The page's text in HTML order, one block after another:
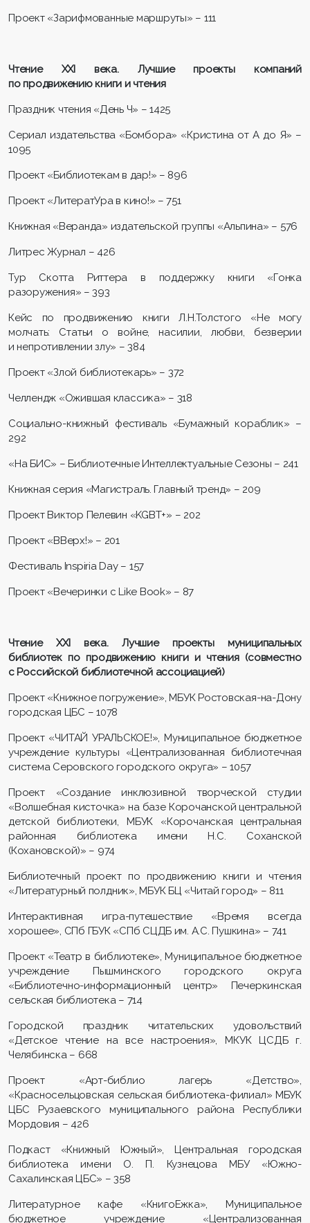
Проект «Зарифмованные маршруты» – 111
Чтение XXI века. Лучшие проекты компаний
по продвижению книги и чтения
Праздник чтения «День Ч» – 1425
Сериал издательства «Бомбора» «Кристина от А до Я» –
1095
Проект «Библиотекам в дар!» – 896
Проект «ЛитератУра в кино!» – 751
Книжная «Веранда» издательской группы «Альпина» – 576
Литрес Журнал – 426
Тур Скотта Риттера в поддержку книги «Гонка
разоружения» – 393
Кейс по продвижению книги Л.Н.Толстого «Не могу
молчать: Статьи о войне, насилии, любви, безверии
и непротивлении злу» – 384
Проект «Злой библиотекарь» – 372
Челлендж «Ожившая классика» – 318
Социально-книжный фестиваль «Бумажный кораблик» –
292
«На БИС» – Библиотечные Интеллектуальные Сезоны – 241
Книжная серия «Магистраль. Главный тренд» – 209
Проект Виктор Пелевин «KGBT+» – 202
Проект «ВВерх!» – 201
Фестиваль Inspiria Day – 157
Проект «Вечеринки с Like Book» – 87
Чтение XXI века. Лучшие проекты муниципальных
библиотек по продвижению книги и чтения (совместно
с Российской библиотечной ассоциацией)
Проект «Книжное погружение», МБУК Ростовская-на-Дону
городская ЦБС – 1078
Проект «ЧИТАЙ УРАЛЬСКОЕ!», Муниципальное бюджетное
учреждение культуры «Централизованная библиотечная
система Серовского городского округа» – 1057
Проект «Создание инклюзивной творческой студии
«Волшебная кисточка» на базе Корочанской центральной
детской библиотеки, МБУК «Корочанская центральная
районная библиотека имени Н.С. Соханской
(Кохановской)» – 974
Библиотечный проект по продвижению книги и чтения
«Литературный полдник», МБУК БЦ «Читай город» – 811
Интерактивная игра-путешествие «Время всегда
хорошее», СПб ГБУК «СПб СЦДБ им. А.С. Пушкина» – 741
Проект «Театр в библиотеке», Муниципальное бюджетное
учреждение Пышминского городского округа
«Библиотечно-информационный центр» Печеркинская
сельская библиотека – 714
Городской праздник читательских удовольствий
«Детское чтение на все настроения», МКУК ЦСДБ г.
Челябинска – 668
Проект «Арт-библио лагерь «Детство»,
«Красносельцовская сельская библиотека-филиал» МБУК
ЦБС Рузаевского муниципального района Республики
Мордовия – 426
Подкаст «Книжный Южный», Центральная городская
библиотека имени О. П. Кузнецова МБУ «Южно-
Сахалинская ЦБС» – 358
Литературное кафе «КнигоЕжка», Муниципальное
бюджетное учреждение «Централизованная